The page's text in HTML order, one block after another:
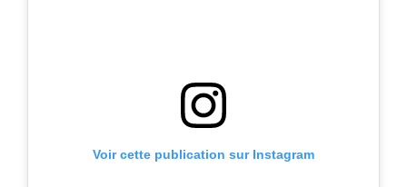
Voir cette publication sur Instagram